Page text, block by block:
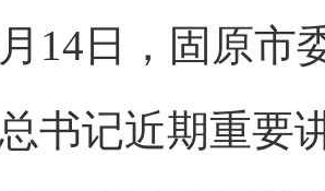
日，固原市
书记近期重要